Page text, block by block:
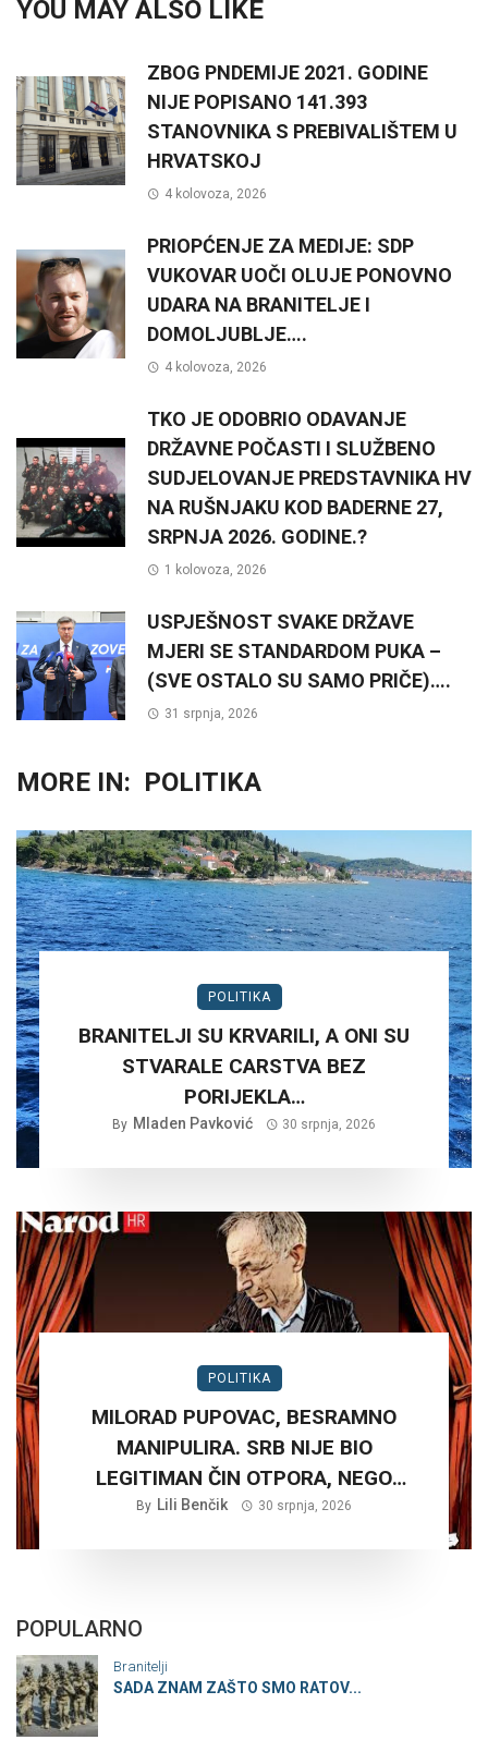
YOU MAY ALSO LIKE
ZBOG PNDEMIJE 2021. GODINE
NIJE POPISANO 141.393
STANOVNIKA S PREBIVALIŠTEM U
HRVATSKOJ
4 kolovoza, 2026
PRIOPĆENJE ZA MEDIJE: SDP
VUKOVAR UOČI OLUJE PONOVNO
UDARA NA BRANITELJE I
DOMOLJUBLJE….
4 kolovoza, 2026
TKO JE ODOBRIO ODAVANJE
DRŽAVNE POČASTI I SLUŽBENO
SUDJELOVANJE PREDSTAVNIKA HV
NA RUŠNJAKU KOD BADERNE 27,
SRPNJA 2026. GODINE.?
1 kolovoza, 2026
USPJEŠNOST SVAKE DRŽAVE
MJERI SE STANDARDOM PUKA –
(SVE OSTALO SU SAMO PRIČE)….
31 srpnja, 2026
MORE IN: POLITIKA
POLITIKA
BRANITELJI SU KRVARILI, A ONI SU
STVARALE CARSTVA BEZ
PORIJEKLA…
By Mladen Pavković 30 srpnja, 2026
POLITIKA
MILORAD PUPOVAC, BESRAMNO
MANIPULIRA. SRB NIJE BIO
LEGITIMAN ČIN OTPORA, NEGO
PLANSKA ČETNIČKA AGRESIJA SA
By Lili Benčik 30 srpnja, 2026
POPULARNO
Branitelji
SADA ZNAM ZAŠTO SMO RATOV...